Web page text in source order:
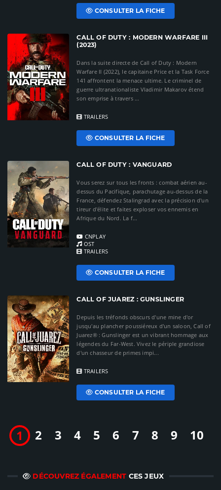
CONSULTER LA FICHE
CALL OF DUTY : MODERN WARFARE III
(2023)
Dans la suite directe de Call of Duty : Modern
Warfare II (2022), le capitaine Price et la Task Force
141 affrontent la menace ultime. Le criminel de
guerre ultranationaliste Vladimir Makarov étend
son emprise à travers ...
TRAILERS
CONSULTER LA FICHE
CALL OF DUTY : VANGUARD
Vous serez sur tous les fronts : combat aérien au-
dessus du Pacifique, parachutage au-dessus de la
France, défendez Stalingrad avec la précision d'un
tireur d'élite et faites exploser vos ennemis en
Afrique du Nord. La f...
CNPLAY
OST
TRAILERS
CONSULTER LA FICHE
CALL OF JUAREZ : GUNSLINGER
Depuis les tréfonds obscurs d'une mine d'or
jusqu'au plancher poussiéreux d'un saloon, Call of
Juarez® : Gunslinger est un vibrant hommage aux
légendes du Far-West. Vivez le périple grandiose
d'un chasseur de primes impi...
TRAILERS
CONSULTER LA FICHE
1 2 3 4 5 6 7 8 9 10
DÉCOUVREZ ÉGALEMENT CES JEUX